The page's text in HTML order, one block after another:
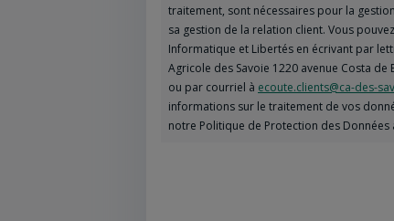
traitement, sont nécessaires pour la
sa gestion de la relation client. Vous
Informatique et Libertés en écrivant par
Agricole des Savoie 1220 avenue Costa
ou par courriel à ecoute.clients@ca-des-
informations sur le traitement de vos
notre Politique de Protection des Données